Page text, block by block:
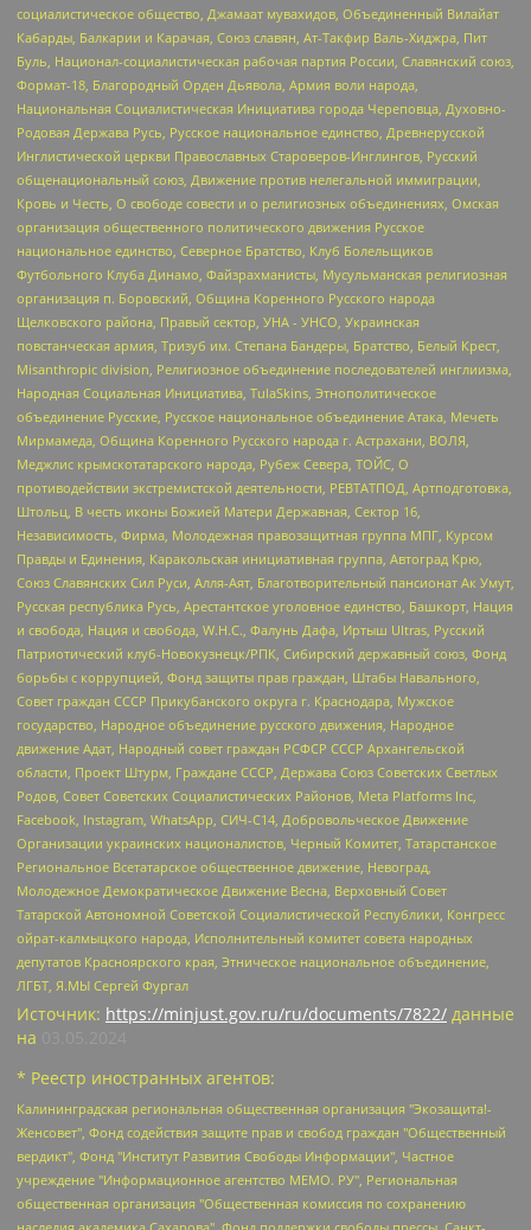
социалистическое общество, Джамаат мувахидов, Объединенный Вилайат
Кабарды, Балкарии и Карачая, Союз славян, Ат-Такфир Валь-Хиджра, Пит
Буль, Национал-социалистическая рабочая партия России, Славянский союз,
Формат-18, Благородный Орден Дьявола, Армия воли народа,
Национальная Социалистическая Инициатива города Череповца, Духовно-
Родовая Держава Русь, Русское национальное единство, Древнерусской
Инглистической церкви Православных Староверов-Инглингов, Русский
общенациональный союз, Движение против нелегальной иммиграции,
Кровь и Честь, О свободе совести и о религиозных объединениях, Омская
организация общественного политического движения Русское
национальное единство, Северное Братство, Клуб Болельщиков
Футбольного Клуба Динамо, Файзрахманисты, Мусульманская религиозная
организация п. Боровский, Община Коренного Русского народа
Щелковского района, Правый сектор, УНА - УНСО, Украинская
повстанческая армия, Тризуб им. Степана Бандеры, Братство, Белый Крест,
Misanthropic division, Религиозное объединение последователей инглиизма,
Народная Социальная Инициатива, TulaSkins, Этнополитическое
объединение Русские, Русское национальное объединение Атака, Мечеть
Мирмамеда, Община Коренного Русского народа г. Астрахани, ВОЛЯ,
Меджлис крымскотатарского народа, Рубеж Севера, ТОЙС, О
противодействии экстремистской деятельности, РЕВТАТПОД, Артподготовка,
Штольц, В честь иконы Божией Матери Державная, Сектор 16,
Независимость, Фирма, Молодежная правозащитная группа МПГ, Курсом
Правды и Единения, Каракольская инициативная группа, Автоград Крю,
Союз Славянских Сил Руси, Алля-Аят, Благотворительный пансионат Ак Умут,
Русская республика Русь, Арестантское уголовное единство, Башкорт, Нация
и свобода, Нация и свобода, W.H.С., Фалунь Дафа, Иртыш Ultras, Русский
Патриотический клуб-Новокузнецк/РПК, Сибирский державный союз, Фонд
борьбы с коррупцией, Фонд защиты прав граждан, Штабы Навального,
Совет граждан СССР Прикубанского округа г. Краснодара, Мужское
государство, Народное объединение русского движения, Народное
движение Адат, Народный совет граждан РСФСР СССР Архангельской
области, Проект Штурм, Граждане СССР, Держава Союз Советских Светлых
Родов, Совет Советских Социалистических Районов, Meta Platforms Inc,
Facebook, Instagram, WhatsApp, СИЧ-С14, Добровольческое Движение
Организации украинских националистов, Черный Комитет, Татарстанское
Региональное Всетатарское общественное движение, Невоград,
Молодежное Демократическое Движение Весна, Верховный Совет
Татарской Автономной Советской Социалистической Республики, Конгресс
ойрат-калмыцкого народа, Исполнительный комитет совета народных
депутатов Красноярского края, Этническое национальное объединение,
ЛГБТ, Я.МЫ Сергей Фургал
Источник: https://minjust.gov.ru/ru/documents/7822/ данные
на
* Реестр иностранных агентов:
Калининградская региональная общественная организация "Экозащита!-Женсовет", Фонд содействия защите прав и свобод граждан "Общественный вердикт", Фонд "Институт Развития Свободы Информации", Частное учреждение "Информационное агентство МЕМО. РУ", Региональная общественная организация "Общественная комиссия по сохранению наследия академика Сахарова", Фонд поддержки свободы прессы, Санкт-Петербургская общественная правозащитная организация "Гражданский контроль", Межрегиональная общественная организация "Информационно-просветительский центр "Мемориал", Региональный Фонд "Центр Защиты Прав Средств Массовой Информации", с 05.12.2023 Фонд "Центр Защиты Прав Средств массовой информации", Региональная общественная благотворительная организация помощи беженцам и мигрантам "Гражданское содействие", Негосударственное образовательное учреждение дополнительного профессионального образования (повышение квалификации) специалистов "АКАДЕМИЯ ПО ПРАВАМ ЧЕЛОВЕКА", Свердловская региональная общественная организация "Сутяжник", Автономная некоммерческая организация "Центр независимых социологических исследований", Союз общественных объединений "Российский исследовательский центр по правам человека", Региональное общественное учреждение научно-информационный центр "МЕМОРИАЛ", Некоммерческая организация "Фонд защиты гласности", Автономная некоммерческая организация "Институт прав человека", Городская общественная организация "Екатеринбургское общество "МЕМОРИАЛ", Городская общественная организация "Рязанское историко-просветительское и правозащитное общество "Мемориал" (Рязанский Мемориал), Челябинский региональный орган общественной самодеятельности – женское общественное объединение "Женщины Евразии", Челябинский региональный орган общественной самодеятельности "Уральская правозащитная группа", Фонд содействия защите здоровья и социальной справедливости имени Андрея Рылькова, Автономная Некоммерческая Организация "Аналитический Центр Юрия Левады", Автономная некоммерческая организация социальной поддержки населения "Проект Апрель", Региональная общественная организация помощи женщинам и детям, находящимся в кризисной ситуации "Информационно-методический центр "Анна", Фонд содействия развитию массовых коммуникаций и правовому просвещению "Так-так-Так", Фонд содействия устойчивому развитию "Серебряная тайга", Свердловский региональный общественный фонд социальных проектов "Новое время", "Idel.Реалии", Кавказ.Реалии, Крым.Реалии, Телеканал Настоящее Время, Татаро-башкирская служба Радио Свобода (Azatliq Radiosi), Радио Свободная Европа/Радио Свобода (PCE/PC), "Сибирь.Реалии", "Фактограф", Благотворительный фонд помощи осужденным и их семьям, Автономная некоммерческая организация "Институт глобализации и социальных движений", Фонд "В защиту прав заключенных", Частное учреждение "Центр поддержки и содействия развитию средств массовой информации", Пензенский региональный общественный благотворительный фонд "Гражданский союз", "Север.Реалии", Некоммерческая организация Фонд "Правовая инициатива", Общество с ограниченной ответственностью "Радио Свободная Европа/Радио Свобода", Чешское информационное агентство "MEDIUM-ORIENT", Красноярская региональная общественная организация "Мы против СПИДа", Камалягин Денис Николаевич, Маркелов Сергей Евгеньевич, Пономарев Лев Александрович, Савицкая Людмила Алексеевна, Автономная некоммерческая организация "Центр по работе с проблемой насилия "НАСИЛИЮ.НЕТ", Межрегиональный профессиональный союз работников здравоохранения "Альянс врачей", Юридическое лицо, зарегистрированное в Латвийской Республике, SIA "Medusa Project" (регистрационный номер 40103797863, дата регистрации 10.06.2014), Некоммерческая организация "Фонд по борьбе с коррупцией", Автономная некоммерческая организация "Институт права и публичной политики", Баданин Роман Сергеевич, Гликин Максим Александрович, Железнова Мария Михайловна, Лукьянова Юлия Сергеевна, Маетная Елизавета Витальевна, Маняхин Петр Борисович, Чуракова Ольга Владимировна, Ярош Юлия Петровна, Юридическое лицо "The Insider SIA", зарегистрированное в Риге, Латвийская Республика (дата регистрации 26.06.2015), являющееся администратором доменного имени интернет-издания "The Insider SIA", https://theins.ru, Постернак Алексей Евгеньевич, Рубин Михаил Аркадьевич, Анин Роман Александрович, Юридическое лицо Istories fonds, зарегистрированное в Латвийской Республике (регистрационный номер 50008295751, дата регистрации 24.02.2020), Великовский Дмитрий Александрович, Долинина Ирина Николаевна, Мароховская Алеся Алексеевна, Шлейнов Роман Юрьевич, Шмагун Олеся Валентиновна, Общество с ограниченной ответственностью "Альтаир 2021", Общество с ограниченной ответственностью "Вега 2021", Общество с ограниченной ответственностью "Главный редактор 2021", Общество с ограниченной ответственностью "Ромашки монолит", Важенков Артем Валерьевич, Ивановская областная общественная организация "Центр гендерных исследований", Гурман Юрий Альбертович, Медиапроект "ОВД-Инфо", Егоров Владимир Владимирович, Жилинский Владимир Александрович, Общество с ограниченной ответственностью "ЗП", Иванова София Юрьевна, Карезина Инна Павловна, Кильтау Екатерина Викторовна, Петров Алексей Викторович, Пискунов Сергей Евгеньевич, Смирнов Сергей Сергеевич, Тихонов Михаил Сергеевич, Общество с ограниченной ответственностью "ЖУРНАЛИСТ-ИНОСТРАННЫЙ АГЕНТ", Арапова Галина Юрьевна, Вольтская Татьяна Анатольевна, Американская компания "Mason G.E.S. Anonymous Foundation" (США), являющаяся владельцем интернет-издания https://mnews.world/, Компания "Stichting Bellingcat", зарегистрированная в Нидерландах (дата регистрации 11.07.2018), Захаров Андрей Вячеславович, Клепиковская Екатерина Дмитриевна, Общество с ограниченной ответственностью "МЕМО", Перл Роман Александрович, Симонов Евгений Алексеевич, Соловьева Елена Анатольевна, Сотников Даниил Владимирович, Сурначева Елизавета Дмитриевна, Автономная некоммерческая организация по защите прав человека и информированию населения "Якутия – Наше Мнение", Общество с ограниченной ответственностью "Москоу диджитал медиа", с 26.01.2023 Общество с ограниченной ответственностью "Чайка Белые сады", Ветошкина Валерия Валерьевна, Заговора Максим Александрович, Межрегиональное общественное движение "Российская ЛГБТ - сеть", Оленичев Максим Владимирович, Павлов Иван Юрьевич, Скворцова Елена Сергеевна, Общество с ограниченной ответственностью "Как бы инагент", Кочетков Игорь Викторович, Общество с ограниченной ответственностью "Честные выборы", Еланчик Олег Александрович, Общество с ограниченной ответственностью "Нобелевский призыв", Гималова Регина Эмилевна, Григорьев Андрей Валерьевич, Григорьева Алина Александровна, Ассоциация по содействию защите прав призывников, альтернативнослужащих и военнослужащих "Правозащитная группа "Гражданин.Армия.Право", Хисамова Регина Фаритовна, Автономная некоммерческая организация по реализации социально-правовых программ "Лилит", Дальневосточное общественное движение "Маяк", Санкт-Петербургская ЛГБТ-инициативная группа "Выход", Инициативная группа ЛГБТ+ "Реверс", Алексеев Андрей Викторович, Бекбулатова Таисия Львовна, Беляев Иван Михайлович, Владыкина Елена Сергеевна, Гельман Марат Александрович, Никульшина Вероника Юрьевна, Толоконникова Надежда Андреевна, Шендерович Виктор Анатольевич, Общество с ограниченной ответственностью "Данное сообщение", Общество с ограниченной ответственностью Издательский дом "Новая глава", Айнбиндер Александра Александровна, Московский комьюнити-центр для ЛГБТ+инициатив, Благотворительный фонд развития филантропии, Deutsche Welle (Германия, Kurt-Schumacher-Strasse 3, 53113 Bonn), Борзунова Мария Михайловна, Воробьев Виктор Викторович, Голубева Анна Львовна, Константинова Алла Михайловна, Малкова Ирина Владимировна, Мурадов Мурад Абдулгалимович, Осетинская Елизавета Николаевна, Понасенков Евгений Николаевич, Ганапольский Матвей Юрьевич, Киселев Евгений Алексеевич, Борухович Ирина Григорьевна, Дремин Иван Тимофеевич, Дубровский Дмитрий Викторович, Красноярская региональная общественная организация поддержки и развития альтернативных образовательных технологий и межкультурных коммуникаций "ИНТЕРРА", Маяковская Екатерина Алексеевна, Фейгин Марк Захарович, Филимонов Андрей Викторович, Дзугкоева Регина Николаевна, Доброхотов Роман Александрович, Дудь Юрий Александрович, Елкин Сергей Владимирович, Кругликов Кирилл Игоревич, Сабунаева Мария Леонидовна, Семенов Алексей Владимирович, Шаинян Карен Багратович, Шульман Екатерина Михайловна, Асафьев Артур Валерьевич, Вахштайн Виктор Семенович, Венедиктов Алексей Алексеевич, Лушникова Екатерина Евгеньевна, Волков Леонид Михайлович, Невзоров Александр Глебович, Пархоменко Сергей Борисович, Сироткин Ярослав Николаевич, Кара-Мурза Владимир Владимирович, Баранова Наталья Владимировна, Гозман Леонид Яковлевич, Кагарлицкий Борис Юльевич, Климарев Михаил Валерьевич, Милов Владимир Станиславович, Автономная некоммерческая организация Краснодарский центр современного искусства "Типография", Моргенштерн Алишер Тагирович, Соболь Любовь Эдуардовна, Общество с ограниченной ответственностью "ЛИЗА НОРМ", Каспаров Гарри Кимович, Ходорковский Михаил Борисович, Общество с ограниченной ответственностью "Апрельские тезисы", Данилович Ирина Брониславовна, Кашин Олег Владимирович, Петров Николай Владимирович, Пивоваров Алексей Владимирович, Соколов Михаил Владимирович, Цветкова Юлия Владимировна, Чичваркин Евгений Александрович, Комитет против пыток/Команда против пыток, Общество с ограниченной ответственностью "Первый научный", Общество с ограниченной ответственностью "Вертолет и ко", Белоцерковская Вероника Борисовна, Кац Максим Евгеньевич, Лазарева Татьяна Юрьевна, Шаведдинов Руслан Табризович, Яшин Илья Валерьевич, Общество с ограниченной ответственностью "Иноагент ААВ", Алешковский Дмитрий Петрович, Альбац Евгения Марковна, Быков Дмитрий Львович, Галямина Юлия Евгеньевна, Лойко Сергей Леонидович, Мартынов Кирилл Константинович, Медведев Сергей Александрович, Крашенинников Федор Геннадиевич, Гордеева Катерина Вл